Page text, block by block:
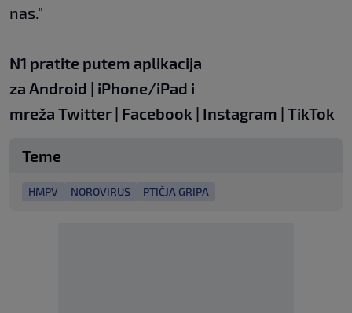
nas."
N1 pratite putem aplikacija
za Android | iPhone/iPad i
mreža Twitter | Facebook | Instagram | TikTok
Teme
HMPV NOROVIRUS PTIČJA GRIPA